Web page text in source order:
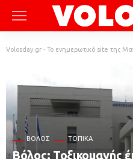
Volosday.gr - Το ενημερωτικό site της
ΒΌΛΟΣ ΤΟΠΙΚΆ
Βόλος: Τοξικομανής